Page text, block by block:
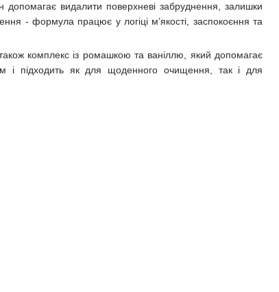
видалити поверхневі забруднення, залишки
- формула працює у логіці м’якості, заспокоєння та
комплекс із ромашкою та ваніллю, який допомагає
і підходить як для щоденного очищення, так і для